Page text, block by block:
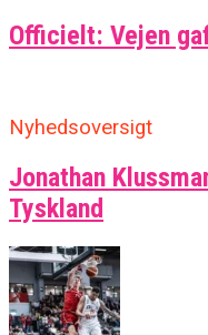
Officielt: Vejen
Nyhedsoversigt
Jonathan
Tyskland